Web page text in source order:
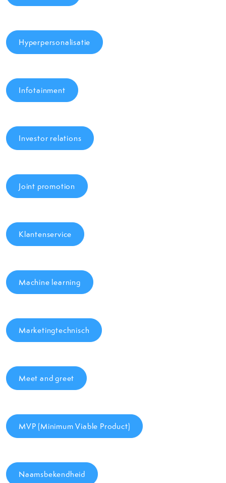
Hyperpersonalisatie
Infotainment
Investor relations
Joint promotion
Klantenservice
Machine learning
Marketingtechnisch
Meet and greet
MVP (Minimum Viable Product)
Naamsbekendheid